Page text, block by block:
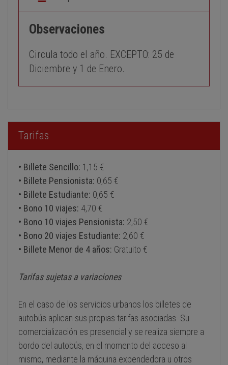
Observaciones
Circula todo el año. EXCEPTO: 25 de
Diciembre y 1 de Enero.
Tarifas
• Billete Sencillo: 1,15 €
• Billete Pensionista: 0,65 €
• Billete Estudiante: 0,65 €
• Bono 10 viajes: 4,70 €
• Bono 10 viajes Pensionista: 2,50 €
• Bono 20 viajes Estudiante: 2,60 €
• Billete Menor de 4 años: Gratuito €
Tarifas sujetas a variaciones
En el caso de los servicios urbanos los billetes de
autobús aplican sus propias tarifas asociadas. Su
comercialización es presencial y se realiza siempre a
bordo del autobús, en el momento del acceso al
mismo, mediante la máquina expendedora u otros